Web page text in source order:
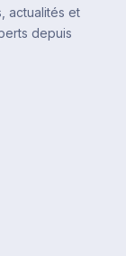
actualités et
depuis